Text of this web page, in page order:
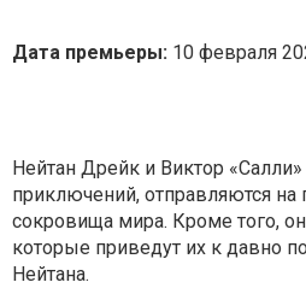
Дата премьеры: 10 февраля
Нейтан Дрейк и Виктор
приключений, отправляются на
сокровища мира. Кроме того,
которые приведут их к давно
Нейтана.